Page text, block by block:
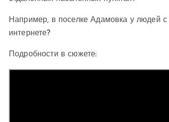
Например, в поселке Адамовка у людей
интернете?
Подробности в сюжете: